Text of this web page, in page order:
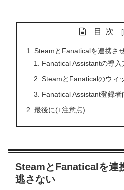
目次
SteamとFanaticalを連携さ
Fanatical Assistantの導入
SteamとFanaticalのウィ
Fanatical Assistant登録者
最後に(+注意点)
SteamとFanaticalを連
逃さない